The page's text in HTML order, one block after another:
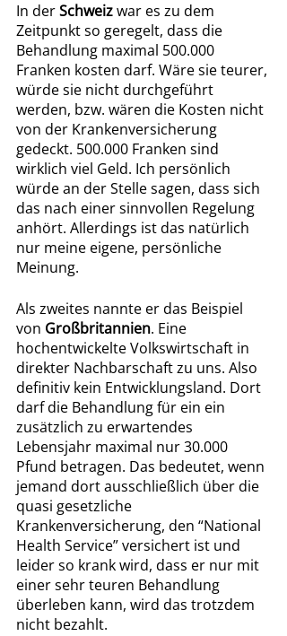
In der Schweiz war es zu dem
Zeitpunkt so geregelt, dass die
Behandlung maximal 500.000
Franken kosten darf. Wäre sie teurer,
würde sie nicht durchgeführt
werden, bzw. wären die Kosten nicht
von der Krankenversicherung
gedeckt. 500.000 Franken sind
wirklich viel Geld. Ich persönlich
würde an der Stelle sagen, dass sich
das nach einer sinnvollen Regelung
anhört. Allerdings ist das natürlich
nur meine eigene, persönliche
Meinung.
Als zweites nannte er das Beispiel
von Großbritannien. Eine
hochentwickelte Volkswirtschaft in
direkter Nachbarschaft zu uns. Also
definitiv kein Entwicklungsland. Dort
darf die Behandlung für ein ein
zusätzlich zu erwartendes
Lebensjahr maximal nur 30.000
Pfund betragen. Das bedeutet, wenn
jemand dort ausschließlich über die
quasi gesetzliche
Krankenversicherung, den “National
Health Service” versichert ist und
leider so krank wird, dass er nur mit
einer sehr teuren Behandlung
überleben kann, wird das trotzdem
nicht bezahlt.